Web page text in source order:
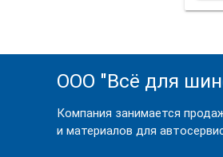
ООО "Всё для
Компания занимается
и материалов для